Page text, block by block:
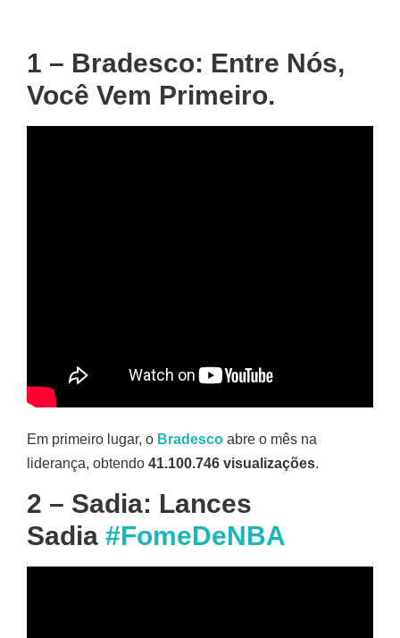
1 – Bradesco: Entre Nós,
Você Vem Primeiro.
Em primeiro lugar, o Bradesco abre o mês na
liderança, obtendo 41.100.746 visualizações.
2 – Sadia: Lances
Sadia #FomeDeNBA